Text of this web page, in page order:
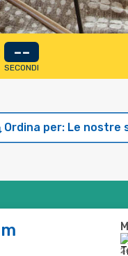
--
SECONDI
Ordina per: Le nostre